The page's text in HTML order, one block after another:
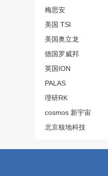
梅思安
美国 TSI
美国奥立龙
德国罗威邦
英国ION
PALAS
理研RK
cosmos 新宇宙
北京核地科技